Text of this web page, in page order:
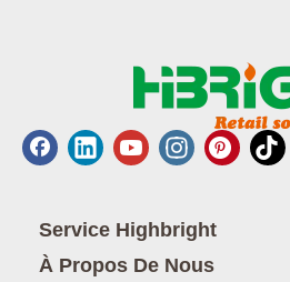
Service Highbright
À Propos De Nous